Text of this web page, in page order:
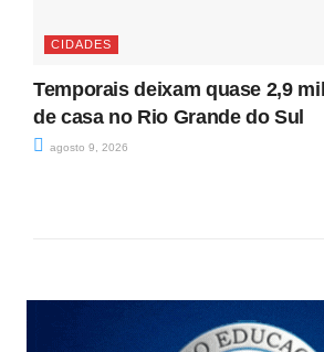
CIDADES
Temporais deixam quase 2,9
de casa no Rio Grande do Sul
agosto 9, 2026